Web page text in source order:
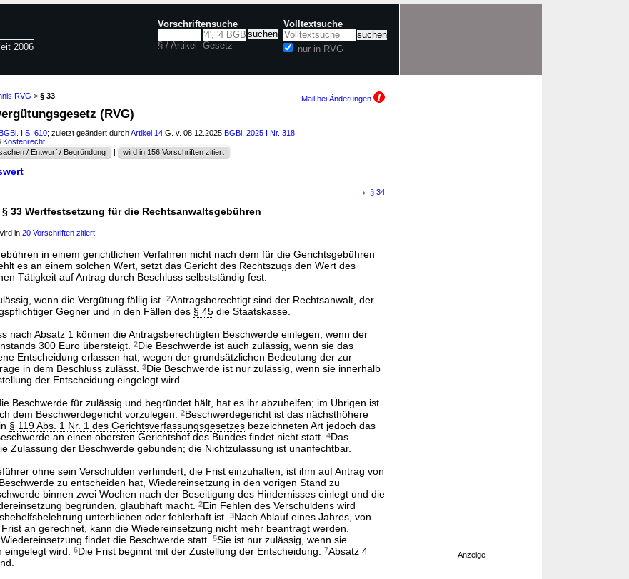
2006
Vorschriftensuche
§ / Artikel Gesetz
Volltextsuche
nur in RVG
RVG > § 33 Mail bei Änderungen
(RVG)
I S. 610; zuletzt geändert durchArtikel 14 G. v. 08.12.2025 BGBl. 2025 I Nr. 318
Kostenrecht
/ Entwurf / Begründung | wird in 156 Vorschriften zitiert
→ § 34
§ 33 Wertfestsetzung für die Rechtsanwaltsgebühren
in 20 Vorschriften zitiert
in einem gerichtlichen Verfahren nicht nach dem für die Gerichtsgebühren
es an einem solchen Wert, setzt das Gericht des Rechtszugs den Wert des
Tätigkeit auf Antrag durch Beschluss selbstständig fest.
wenn die Vergütung fällig ist. 2Antragsberechtigt sind der Rechtsanwalt, der
Gegner und in den Fällen des § 45 die Staatskasse.
nach Absatz 1 können die Antragsberechtigten Beschwerde einlegen, wenn der
300 Euro übersteigt.
2Die Beschwerde ist auch zulässig, wenn sie das
Entscheidung erlassen hat, wegen der grundsätzlichen Bedeutung der zur
in dem Beschluss zulässt.
3Die Beschwerde ist nur zulässig, wenn sie innerhalb
der Entscheidung eingelegt wird.
Beschwerde für zulässig und begründet hält, hat es ihr abzuhelfen; im Übrigen ist
dem Beschwerdegericht vorzulegen.
2Beschwerdegericht ist das nächsthöhere
§ 119 Abs. 1 Nr. 1 des Gerichtsverfassungsgesetzes bezeichneten Art jedoch das
an einen obersten Gerichtshof des Bundes findet nicht statt. 4Das
Zulassung der Beschwerde gebunden; die Nichtzulassung ist unanfechtbar.
ohne sein Verschulden verhindert, die Frist einzuhalten, ist ihm auf Antrag von
zu entscheiden hat, Wiedereinsetzung in den vorigen Stand zu
binnen zwei Wochen nach der Beseitigung des Hindernisses einlegt und die
begründen, glaubhaft macht.
2Ein Fehlen des Verschuldens wird
unterblieben oder fehlerhaft ist.
3Nach Ablauf eines Jahres, von
an gerechnet, kann die Wiedereinsetzung nicht mehr beantragt werden.
findet die Beschwerde statt. 5Sie ist nur zulässig, wenn sie
eingelegt wird.
6Die Frist beginnt mit der Zustellung der Entscheidung. 7Absatz 4
Anzeige